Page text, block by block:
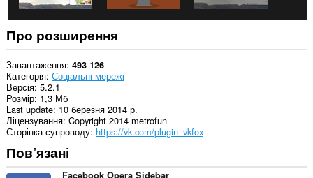
system
tray.
Це
розширення
може
отримувати
доступ
до
даних
щодо
ваших
вкладок
і
журналу
перегляду.
Про розширення
Завантаження 493 126
Категорія Соціальні мережі
Версія 5.2.1
Розмір 1,3 Мб
Last update 10 березня 2014 р.
Ліцензування Copyright 2014 metrofun
Сторінка супроводу https://vk.com/plugin_vkfox
Пов’язані
Facebook Opera Sidebar